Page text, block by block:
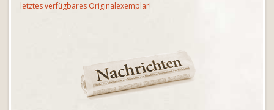
letztes verfügbares Originalexemplar!